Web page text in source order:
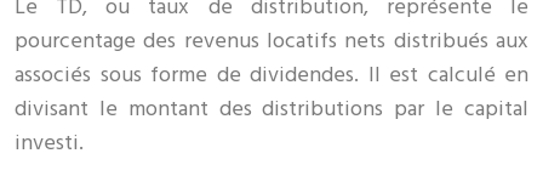
pourcentage des revenus locatifs nets distribués aux
associés sous forme de dividendes. Il est calculé en
divisant le montant des distributions par le capital
investi.